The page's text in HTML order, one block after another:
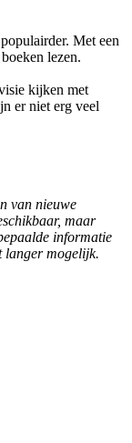
Met een
lezen.
kijken met
er niet erg veel
van nieuwe
maar
informatie
langer mogelijk.